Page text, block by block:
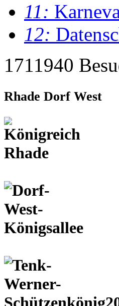
11:
12:
1711940
Rhade Dorf West